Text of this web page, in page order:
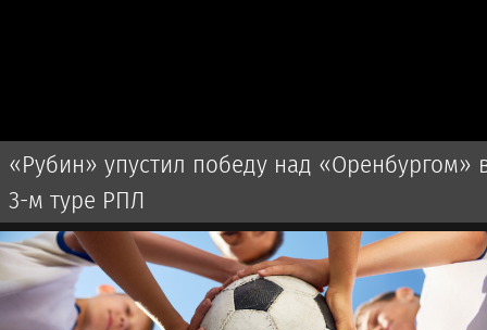
«Рубин» упустил победу над «Оренбургом»
3-м туре РПЛ